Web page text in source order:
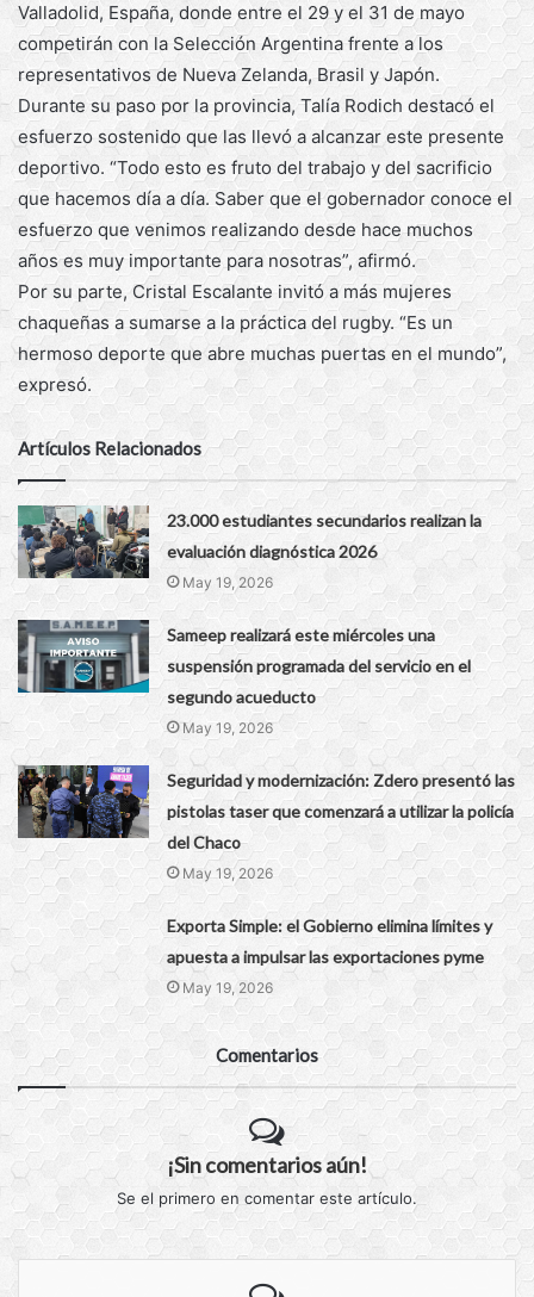
Valladolid, España, donde entre el 29 y el 31 de mayo
competirán con la Selección Argentina frente a los
representativos de Nueva Zelanda, Brasil y Japón.
Durante su paso por la provincia, Talía Rodich destacó el
esfuerzo sostenido que las llevó a alcanzar este presente
deportivo. “Todo esto es fruto del trabajo y del sacrificio
que hacemos día a día. Saber que el gobernador conoce el
esfuerzo que venimos realizando desde hace muchos
años es muy importante para nosotras”, afirmó.
Por su parte, Cristal Escalante invitó a más mujeres
chaqueñas a sumarse a la práctica del rugby. “Es un
hermoso deporte que abre muchas puertas en el mundo”,
expresó.
Artículos Relacionados
23.000 estudiantes secundarios realizan la
evaluación diagnóstica 2026
May 19, 2026
Sameep realizará este miércoles una
suspensión programada del servicio en el
segundo acueducto
May 19, 2026
Seguridad y modernización: Zdero presentó las
pistolas taser que comenzará a utilizar la policía
del Chaco
May 19, 2026
Exporta Simple: el Gobierno elimina límites y
apuesta a impulsar las exportaciones pyme
May 19, 2026
Comentarios
¡Sin comentarios aún!
Se el primero en comentar este artículo.